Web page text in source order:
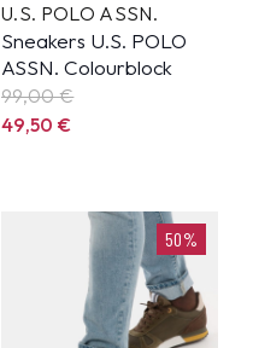
U.S. POLO ASSN.
Sneakers U.S. POLO
ASSN. Colourblock
99,00€
49,50€
50%